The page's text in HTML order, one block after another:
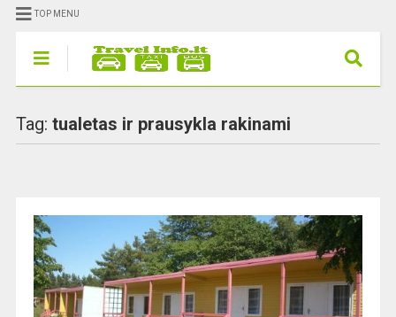
TOP MENU
Tag: tualetas ir prausykla rakinami